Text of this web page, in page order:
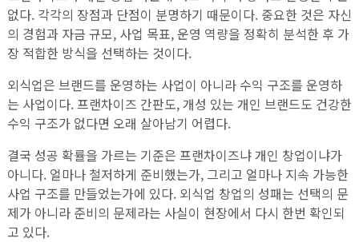
없다. 각각의 장점과 단점이 분명하기 때문이다. 중요한 것은 자신
의 경험과 자금 규모, 사업 목표, 운영 역량을 정확히 분석한 후 가
장 적합한 방식을 선택하는 것이다.
외식업은 브랜드를 운영하는 사업이 아니라 수익 구조를 운영하
는 사업이다. 프랜차이즈 간판도, 개성 있는 개인 브랜드도 건강한
수익 구조가 없다면 오래 살아남기 어렵다.
결국 성공 확률을 가르는 기준은 프랜차이즈냐 개인 창업이냐가
아니다. 얼마나 철저하게 준비했는가, 그리고 얼마나 지속 가능한
사업 구조를 만들었는가에 있다. 외식업 창업의 성패는 선택의 문
제가 아니라 준비의 문제라는 사실이 현장에서 다시 한번 확인되
고 있다.